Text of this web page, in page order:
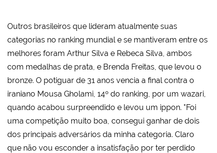
Outros brasileiros que lideram atualmente suas
categorias no ranking mundial e se mantiveram entre os
melhores foram Arthur Silva e Rebeca Silva, ambos
com medalhas de prata, e Brenda Freitas, que levou o
bronze. O potiguar de 31 anos vencia a final contra o
iraniano Mousa Gholami, 14º do ranking, por um wazari,
quando acabou surpreendido e levou um ippon. "Foi
uma competição muito boa, consegui ganhar de dois
dos principais adversários da minha categoria. Claro
que não vou esconder a insatisfação por ter perdido